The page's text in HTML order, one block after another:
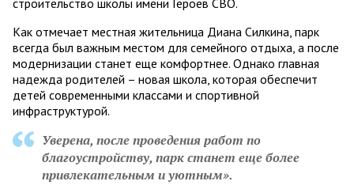
строительство школы имени Героев СВО.
Как отмечает местная жительница Диана Силкина, парк
всегда был важным местом для семейного отдыха, а после
модернизации станет еще комфортнее. Однако главная
надежда родителей – новая школа, которая обеспечит
детей современными классами и спортивной
инфраструктурой.
Уверена, после проведения работ по
благоустройству, парк станет еще более
привлекательным и уютным».